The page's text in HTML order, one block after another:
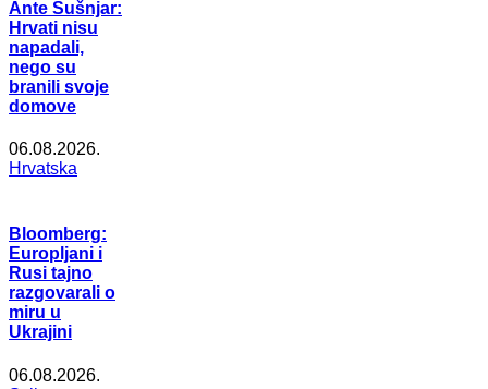
Ante Šušnjar:
Hrvati nisu
napadali,
nego su
branili svoje
domove
06.08.2026.
Hrvatska
Bloomberg:
Europljani i
Rusi tajno
razgovarali o
miru u
Ukrajini
06.08.2026.